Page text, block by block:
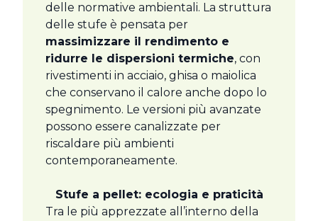
delle normative ambientali. La struttura
delle stufe è pensata per
massimizzare il rendimento e
ridurre le dispersioni termiche, con
rivestimenti in acciaio, ghisa o maiolica
che conservano il calore anche dopo lo
spegnimento. Le versioni più avanzate
possono essere canalizzate per
riscaldare più ambienti
contemporaneamente.
Stufe a pellet: ecologia e praticità
Tra le più apprezzate all’interno della